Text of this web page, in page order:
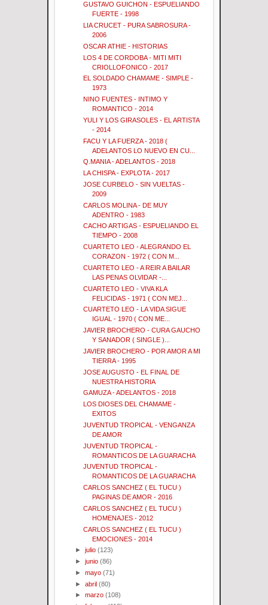
GUSTAVO GUICHON - ESPUELIANDO
FUERTE - 1998
LIA CRUCET - PURA SABROSURA -
2006
OSCAR ATHIE - HISTORIAS
LOS 4 DE CORDOBA - MITI MITI
CRIOLLOFONICO - 2017
EL SOLDADO CHAMAME - SIMPLE -
1973
NINO FUENTES - INTIMO Y
ROMANTICO - 2014
YULI Y LOS GIRASOLES - EL ARTISTA
- 2014
FACU Y LA FUERZA - 2018 (
ADELANTOS LO NUEVO EN CU...
Q.MANIA - ADELANTOS - 2018
LA CHISPA - EXPLOTA - 2017
JOSE CURBELO - SIN VUELTAS -
2009
CARLOS MOLINA - DE MUY
ADENTRO - 1983
CACHO ARTIGAS - ESPUELIANDO EL
TIEMPO - 2008
CUARTETO LEO - ALEGRANDO EL
CORAZON - 1972 ( CON M...
CUARTETO LEO - A REIR A BAILAR
LAS PENAS OLVIDAR -...
CUARTETO LEO - VIVA KLA
FELICIDAS - 1971 ( CON MEJ...
CUARTETO LEO - LA VIDA SIGUE
IGUAL - 1970 ( CON ME...
JAVIER BROCHERO - CURA GAUCHO
Y SANADOR ( SINGLE )...
JAVIER BROCHERO - POR AMOR A MI
TIERRA - 1995
JOSE AUGUSTO - EL FINAL DE
NUESTRA HISTORIA
GAMUZA - ADELANTOS - 2018
LOS DIOSES DEL CHAMAME -
EXITOS
JUVENTUD TROPICAL - VENGANZA
DE AMOR
JUVENTUD TROPICAL -
ROMANTICOS DE LA GUARACHA
JUVENTUD TROPICAL -
ROMANTICOS DE LA GUARACHA
CARLOS SANCHEZ ( EL TUCU )
PAGINAS DE AMOR - 2016
CARLOS SANCHEZ ( EL TUCU )
HOMENAJES - 2012
CARLOS SANCHEZ ( EL TUCU )
EMOCIONES - 2014
►julio (123)
►junio (86)
►mayo (71)
►abril (80)
►marzo (108)